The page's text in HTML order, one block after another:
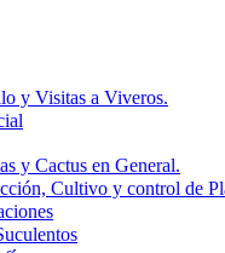
y Visitas a Viveros.
y Cactus en General.
Cultivo y control de